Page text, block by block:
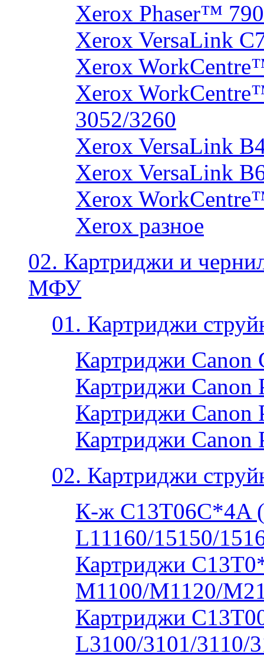
Xerox Phaser™ 790
Xerox VersaLink
Xerox
Xerox
3052/3260
Xerox VersaLink
Xerox VersaLink
Xerox
Xerox разное
02. Картриджи и
МФУ
01. Картриджи
Картриджи Canon
Картриджи Canon
Картриджи Canon
Картриджи Canon
02. Картриджи
К-ж
L11160/15150/
Картриджи
M1100/M1120/
Картриджи
L3100/3101/3110/